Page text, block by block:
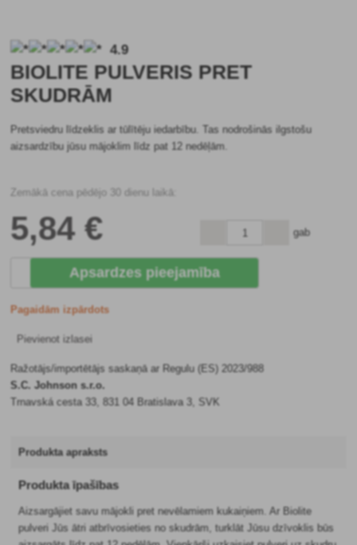
4.9
BIOLITE PULVERIS PRET
SKUDRĀM
Pretsviedru līdzeklis ar tūlītēju iedarbību. Tas nodrošinās ilgstošu
aizsardzību jūsu mājoklim līdz pat 12 nedēļām.
Zemākā cena pēdējo 30 dienu laikā:
5,84 € gab
Apsardzes pieejamība
Pagaidām izpārdots
Pievienot izlasei
Ražotājs/importētājs saskaņā ar Regulu (ES) 2023/988
S.C. Johnson s.r.o.
Trnavská cesta 33, 831 04 Bratislava 3, SVK
Produkta apraksts
Produkta īpašības
Aizsargājiet savu mājokli pret nevēlamiem kukaiņiem. Ar Biolite
pulveri Jūs ātri atbrīvosieties no skudrām, turklāt Jūsu dzīvoklis būs